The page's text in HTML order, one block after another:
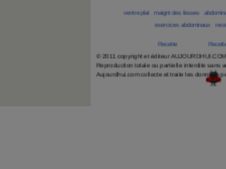
© 2011 copyright et éditeur
Reproduction totale ou partielle interdite sans
Aujourdhui.com collecte et traite les données